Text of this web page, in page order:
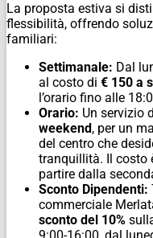
La proposta estiva si
flessibilità, offrendo
familiari:
Settimanale: Dal
al costo di € 150 a
l’orario fino alle
Orario: Un servizio
weekend, per un
del centro che
tranquillità. Il costo
partire dalla
Sconto Dipendenti:
commerciale
sconto del 10%